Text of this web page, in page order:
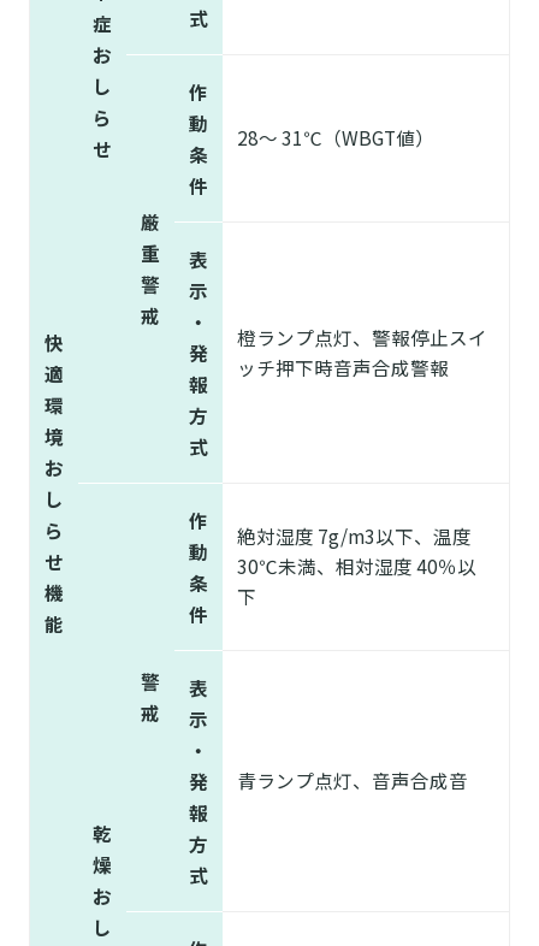
快
適
環
境
お
し
ら
せ
機
能
症
お
し
ら
せ
式
厳
重
警
戒
作
動
条
件
28～ 31℃（WBGT値）
表
示
・
発
報
方
式
橙ランプ点灯、警報停止スイ
ッチ押下時音声合成警報
乾
燥
お
し
警
戒
作
動
条
件
絶対湿度 7g/m3以下、温度
30℃未満、相対湿度 40％以
下
表
示
・
発
報
方
式
青ランプ点灯、音声合成音